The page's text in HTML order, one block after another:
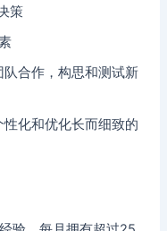
策
合作，构思和测试新
化和优化长而细致的